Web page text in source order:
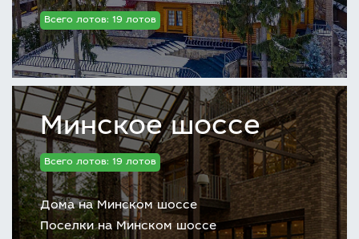
Всего лотов: 19 лотов
Минское шоссе
Всего лотов: 19 лотов
Дома на Минском шоссе
Поселки на Минском шоссе